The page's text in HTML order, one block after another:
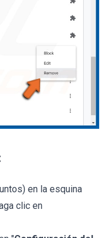
en la esquina
clic en